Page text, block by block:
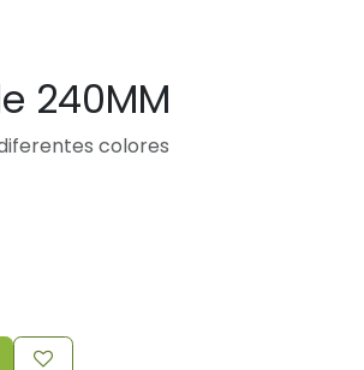
240MM
colores